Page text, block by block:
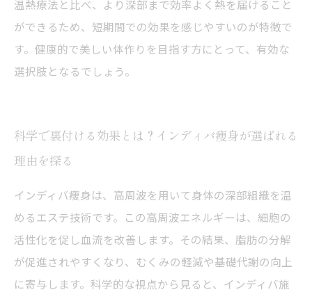
温熱療法と比べ、より深部まで効率よく熱を届けること
ができるため、短期間での効果を感じやすいのが特徴で
す。健康的で美しい体作りを目指す方にとって、有効な
選択肢となるでしょう。
科学で裏付ける効果とは？インディバ痩身が選ばれる
理由を探る
インディバ痩身は、高周波を用いて身体の深部組織を温
めるエステ技術です。この高周波エネルギーは、細胞の
活性化を促し血流を改善します。その結果、脂肪の分解
が促進されやすくなり、むくみの軽減や基礎代謝の向上
に寄与します。科学的な視点から見ると、インディバ施